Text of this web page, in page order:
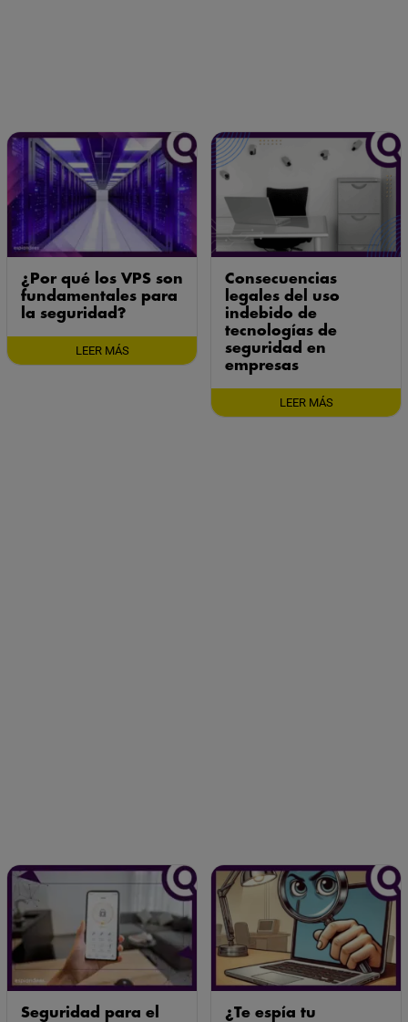
¿Por qué los VPS son
fundamentales para
la seguridad?
LEER MÁS
Consecuencias
legales del uso
indebido de
tecnologías de
seguridad en
empresas
LEER MÁS
Seguridad para el ¿Te espía tu